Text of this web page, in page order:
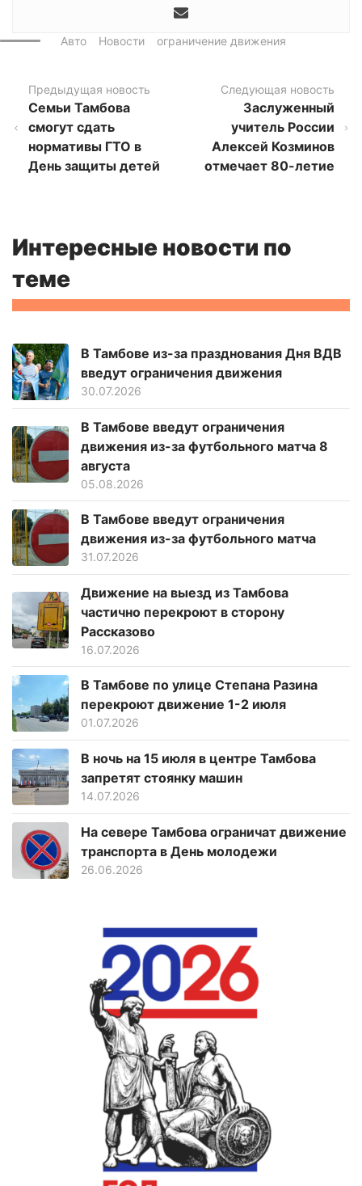
Авто Новости ограничение движения
Предыдущая новость
Семьи Тамбова
смогут сдать
нормативы ГТО в
День защиты детей
Следующая новость
Заслуженный
учитель России
Алексей Козминов
отмечает 80-летие
Интересные новости по
теме
В Тамбове из-за празднования Дня ВДВ
введут ограничения движения
30.07.2026
В Тамбове введут ограничения
движения из-за футбольного матча 8
августа
05.08.2026
В Тамбове введут ограничения
движения из-за футбольного матча
31.07.2026
Движение на выезд из Тамбова
частично перекроют в сторону
Рассказово
16.07.2026
В Тамбове по улице Степана Разина
перекроют движение 1-2 июля
01.07.2026
В ночь на 15 июля в центре Тамбова
запретят стоянку машин
14.07.2026
На севере Тамбова ограничат движение
транспорта в День молодежи
26.06.2026